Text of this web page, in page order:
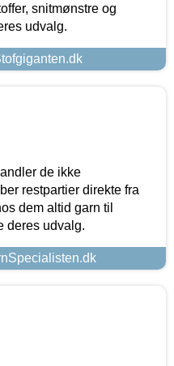
snitmønstre og
udvalg.
de ikke
restpartier direkte fra
dem altid garn til
deres udvalg.